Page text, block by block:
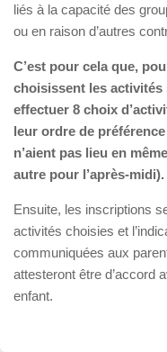
liés à la capacité des
ou en raison d’autres
C’est pour cela que,
choisissent les
effectuer 8 choix
leur ordre de
n’aient pas lieu en
autre pour l’après-midi).
Ensuite, les inscriptions
activités choisies et
communiquées aux
attesteront être d’accord
enfant.